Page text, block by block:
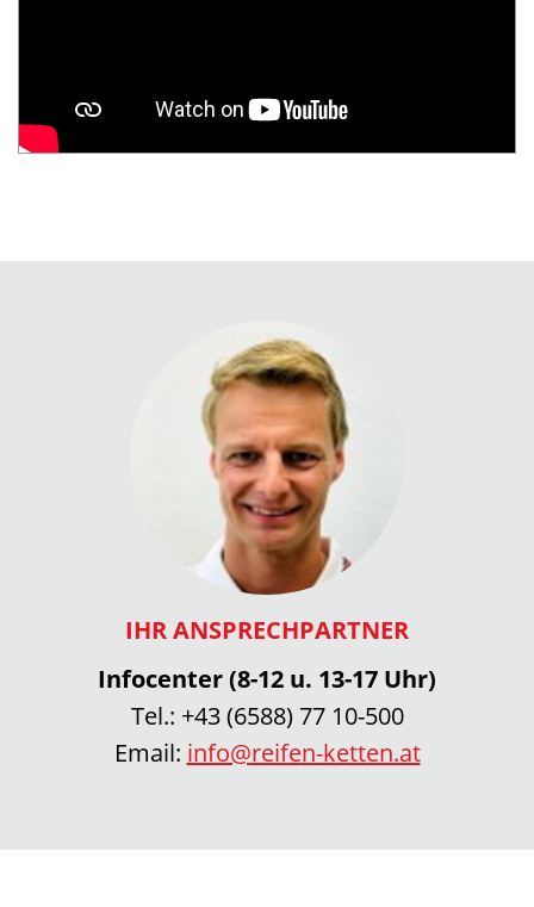
IHR ANSPRECHPARTNER
Infocenter (8-12 u. 13-17 Uhr)
Tel.: +43 (6588) 77 10-500
Email: info@reifen-ketten.at